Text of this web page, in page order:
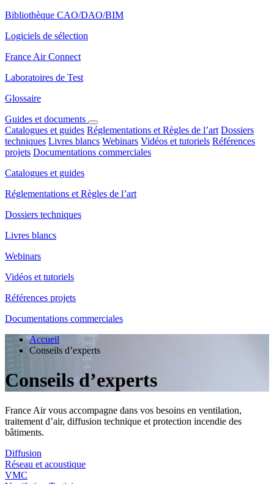
Bibliothèque CAO/DAO/BIM
Logiciels de sélection
France Air Connect
Laboratoires de Test
Glossaire
Guides et documents
Catalogues et guides Réglementations et Règles de l’art Dossiers
techniques Livres blancs Webinars Vidéos et tutoriels Références
projets Documentations commerciales
Catalogues et guides
Réglementations et Règles de l’art
Dossiers techniques
Livres blancs
Webinars
Vidéos et tutoriels
Références projets
Documentations commerciales
Accueil
Conseils d’experts
Conseils d’experts
France Air vous accompagne dans vos besoins en ventilation,
traitement d’air, diffusion technique et protection incendie des
bâtiments.
Diffusion
Réseau et acoustique
VMC